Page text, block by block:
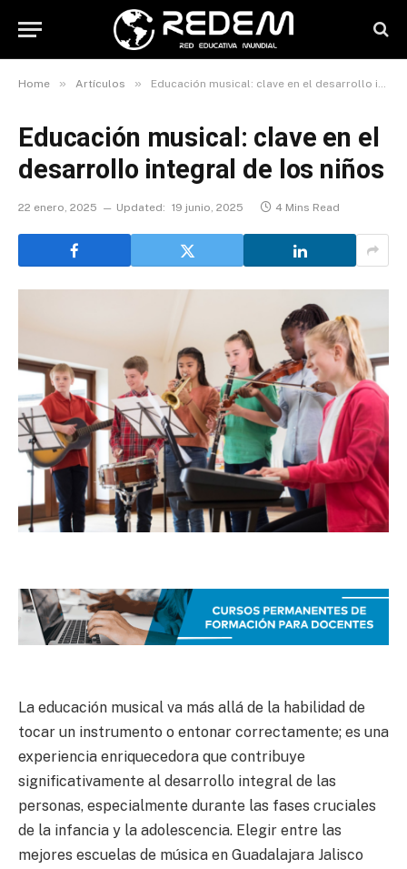
Home » Artículos » Educación musical: clave en el desarrollo integral de los niños
Educación musical: clave en el
desarrollo integral de los niños
22 enero, 2025 Updated: 19 junio, 2025 4 Mins Read
La educación musical va más allá de la habilidad de
tocar un instrumento o entonar correctamente; es una
experiencia enriquecedora que contribuye
significativamente al desarrollo integral de las
personas, especialmente durante las fases cruciales
de la infancia y la adolescencia. Elegir entre las
mejores escuelas de música en Guadalajara Jalisco